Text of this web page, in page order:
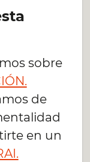
sobre
de
en un